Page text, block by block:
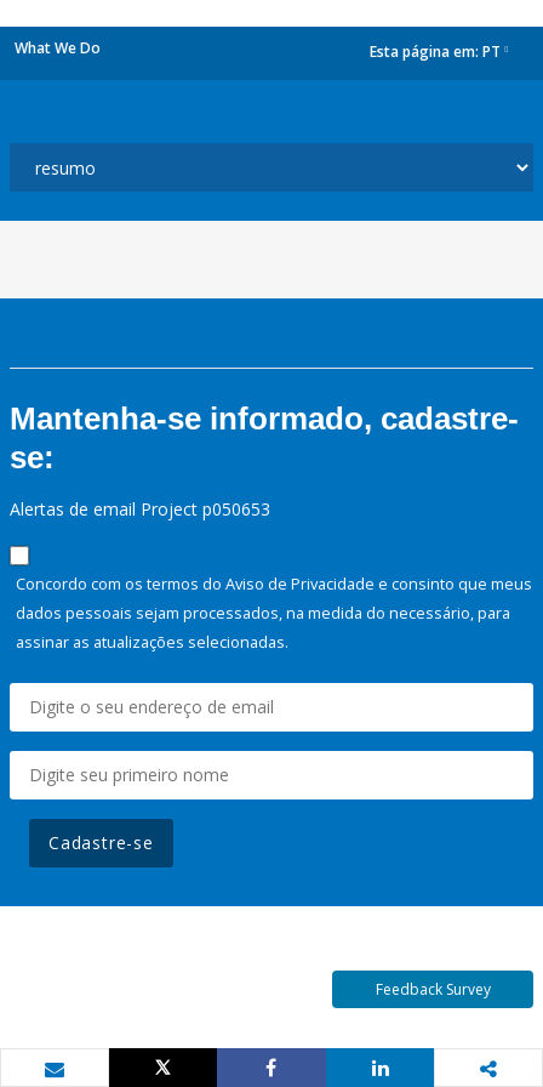
What We Do Esta página em: PT
Mantenha-se informado, cadastre-
se:
Alertas de email Project p050653
Concordo com os termos do Aviso de Privacidade e consinto que meus
dados pessoais sejam processados, na medida do necessário, para
assinar as atualizações selecionadas.
Cadastre-se
Feedback Survey